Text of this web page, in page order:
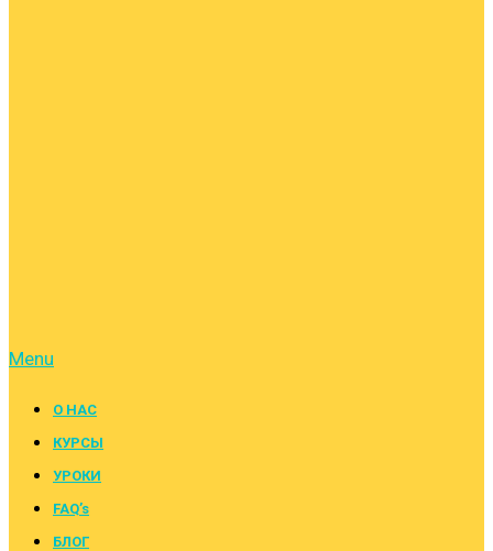
Menu
О НАС
КУРСЫ
УРОКИ
FAQ’s
БЛОГ